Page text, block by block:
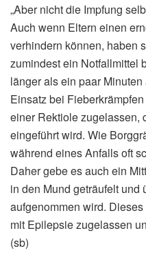
„Aber nicht die Impfung
Auch wenn Eltern einen
verhindern können, haben
zumindest ein Notfallmittel
länger als ein paar
Einsatz bei
einer Rektiole zugelassen,
eingeführt wird. Wie
während eines Anfalls oft
Daher gebe es auch ein
in den Mund geträufelt und
aufgenommen wird.
mit Epilepsie zugelassen
(sb)